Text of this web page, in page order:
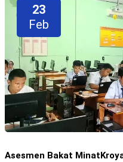
23
Feb
Asesmen Bakat Minat